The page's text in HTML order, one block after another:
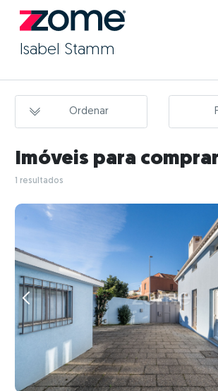
Isabel Stamm
Ordenar
Imóveis para comprar
1 resultados